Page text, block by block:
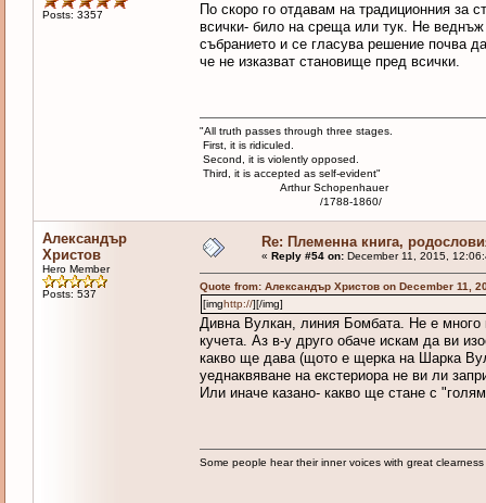
Posts: 3357
По скоро го отдавам на традиционния за
всички- било на среща или тук. Не
събранието и се гласува решение почва
че не изказват становище пред всички.
"All truth passes through three stages.
First, it is ridiculed.
Second, it is violently opposed.
Third, it is accepted as self-evident"
Arthur Schopenhauer
/1788-1860/
Александър
Христов
Hero Member
Posts: 537
Re: Племенна книга,
« Reply #54 on:December 11, 2015,
Quote from: Александър Христов on December 11,
[imghttp://][/img]
Дивна Вулкан, линия Бомбата. Не е много
кучета. Аз в-у друго обаче искам да ви
какво ще дава (щото е щерка на Шарка
уеднаквяване на екстериора не ви ли
Или иначе казано- какво ще стане с
Some people hear their inner voices with great